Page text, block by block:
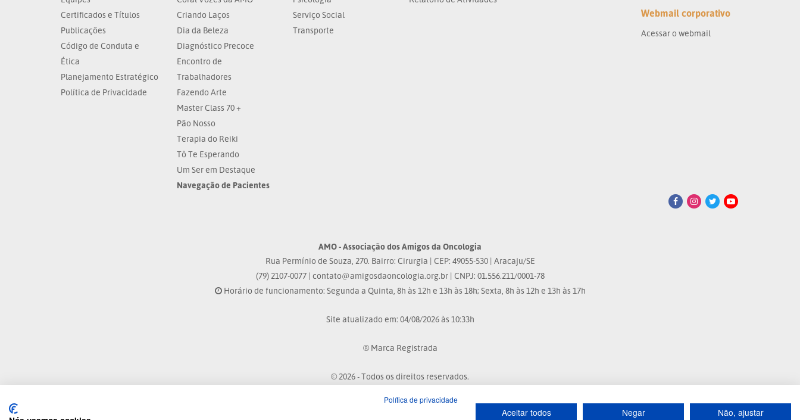
Certificados e Títulos
Publicações
Código de Conduta e
Ética
Planejamento Estratégico
Política de Privacidade
Criando Laços
Dia da Beleza
Diagnóstico Precoce
Encontro de
Trabalhadores
Fazendo Arte
Master Class 70 +
Pão Nosso
Terapia do Reiki
Tô Te Esperando
Um Ser em Destaque
Navegação de Pacientes
Serviço Social
Transporte
Webmail corporativo
Acessar o webmail
AMO - Associação dos Amigos da Oncologia
Rua Permínio de Souza, 270. Bairro: Cirurgia | CEP: 49055-530 | Aracaju/SE
(79) 2107-0077 | contato@amigosdaoncologia.org.br| CNPJ: 01.556.211/0001-78
Horário de funcionamento: Segunda a Quinta, 8h às 12h e 13h às 18h; Sexta, 8h às 12h e 13h às 17h
Site atualizado em: 04/08/2026 às 10:33h
® Marca Registrada
© 2026 - Todos os direitos reservados.
Política de privacidade
Aceitar todos Negar Não, ajustar